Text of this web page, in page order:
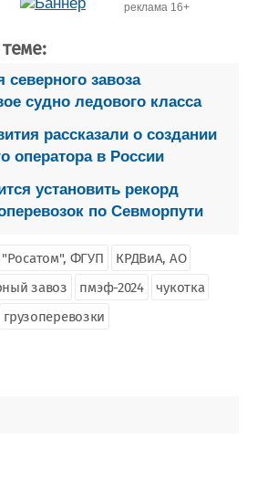
реклама 16+
завоза
судно ледового класса
рассказали о создании
оператора в России
установить рекорд
по Севморпути
ФГУП
КРДВиА, АО
завоз пмэф-2024
чукотка
грузоперевозки